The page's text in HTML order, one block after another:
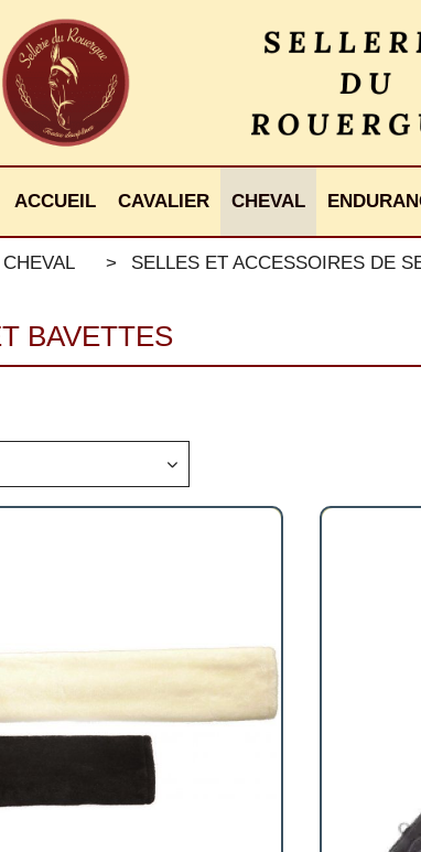
ACCUEIL CAVALIER CHEVAL
CHEVAL SELLES ET ACCESSOIRES DE
BAVETTES